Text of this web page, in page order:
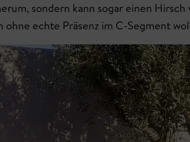
sondern kann sogar einen
ohne echte Präsenz im C-Segment